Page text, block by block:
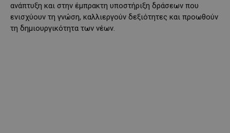
ανάπτυξη και στην έμπρακτη υποστήριξη δράσεων που
ενισχύουν τη γνώση, καλλιεργούν δεξιότητες και προωθούν
τη δημιουργικότητα των νέων.